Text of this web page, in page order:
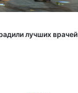
лучших